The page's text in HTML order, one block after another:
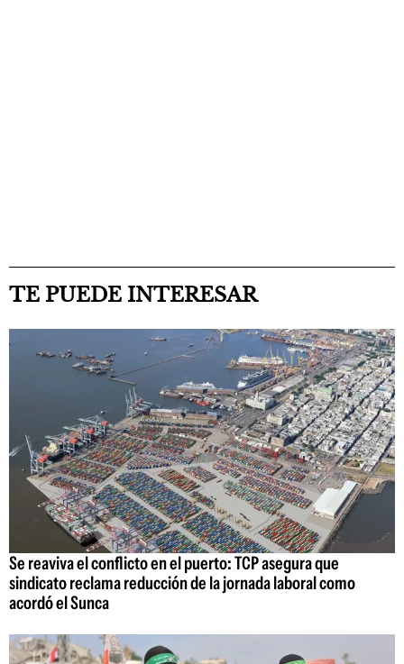
TE PUEDE INTERESAR
Se reaviva el conflicto en el puerto: TCP asegura que
sindicato reclama reducción de la jornada laboral como
acordó el Sunca